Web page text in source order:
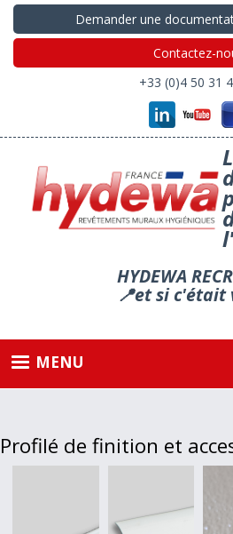
Aller
au
principal
Demander une
Contactez-
+33 (0)4 50 31
HYDEWA
📍et si c'était
MENU
Profilé de finition et